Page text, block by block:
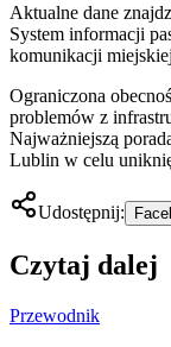
Aktualne dane
System informacji
komunikacji
Ograniczona
problemów z
Najważniejszą
Lublin w celu
Udostępnij:
Czytaj dalej
Przewodnik